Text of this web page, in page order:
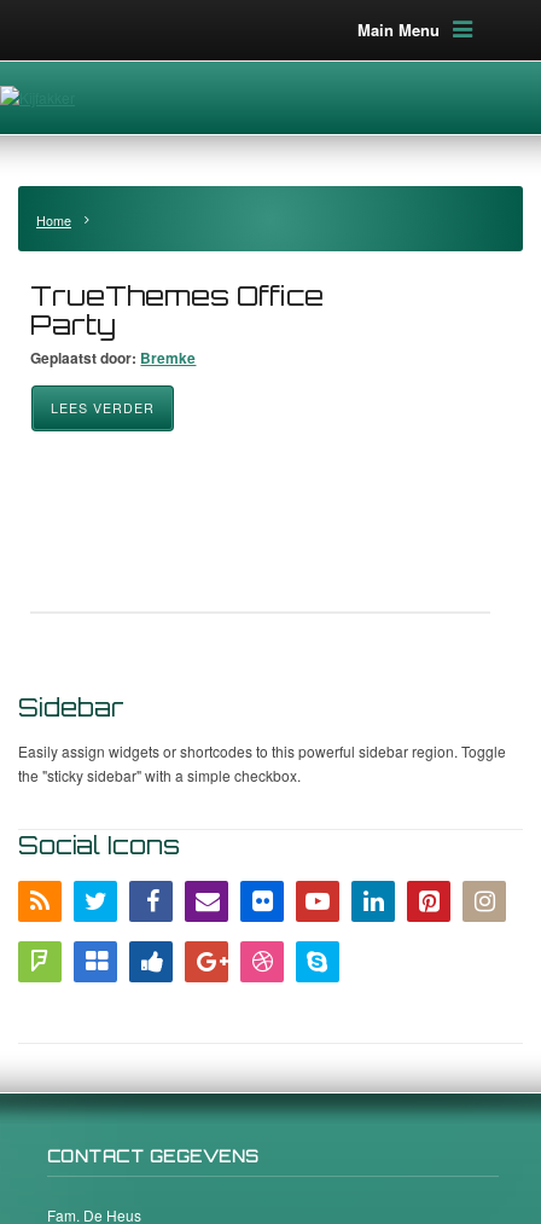
Main Menu
Home
TrueThemes Office
Party
Geplaatst door: Bremke
LEES VERDER
Sidebar
Easily assign widgets or shortcodes to this powerful sidebar region. Toggle
the "sticky sidebar" with a simple checkbox.
Social Icons
CONTACT GEGEVENS
Fam. De Heus